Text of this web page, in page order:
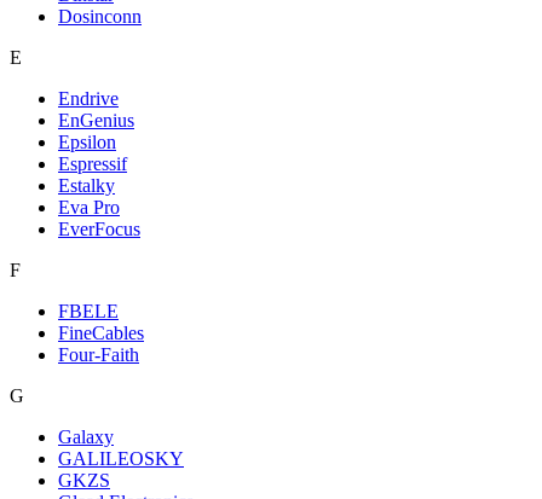
Dosinconn
E
Endrive
EnGenius
Epsilon
Espressif
Estalky
Eva Pro
EverFocus
F
FBELE
FineCables
Four-Faith
G
Galaxy
GALILEOSKY
GKZS